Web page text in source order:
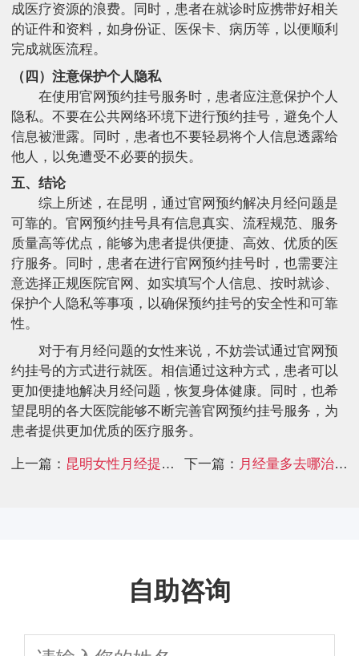
成医疗资源的浪费。同时，患者在就诊时应携带好相关
的证件和资料，如身份证、医保卡、病历等，以便顺利
完成就医流程。
（四）注意保护个人隐私
在使用官网预约挂号服务时，患者应注意保护个人
隐私。不要在公共网络环境下进行预约挂号，避免个人
信息被泄露。同时，患者也不要轻易将个人信息透露给
他人，以免遭受不必要的损失。
五、结论
综上所述，在昆明，通过官网预约解决月经问题是
可靠的。官网预约挂号具有信息真实、流程规范、服务
质量高等优点，能够为患者提供便捷、高效、优质的医
疗服务。同时，患者在进行官网预约挂号时，也需要注
意选择正规医院官网、如实填写个人信息、按时就诊、
保护个人隐私等事项，以确保预约挂号的安全性和可靠
性。
对于有月经问题的女性来说，不妨尝试通过官网预
约挂号的方式进行就医。相信通过这种方式，患者可以
更加便捷地解决月经问题，恢复身体健康。同时，也希
望昆明的各大医院能够不断完善官网预约挂号服务，为
患者提供更加优质的医疗服务。
上一篇： 昆明女性月经提前伴耳鸣去哪医院更权威
下一篇： 月经量多去哪治疗
自助咨询